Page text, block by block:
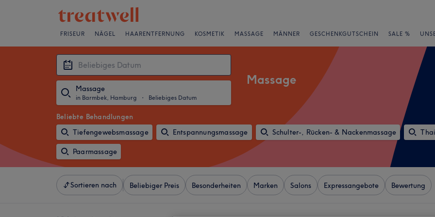
FRISEUR NÄGEL HAARENTFERNUNG KOSMETIK MASSAGE MÄNNER GESCHENKGUTSCHEIN SALE %
Massage
in Barmbek, Hamburg ・ Beliebiges Datum
Massage
Beliebte Behandlungen
Tiefengewebsmassage
Entspannungsmassage Schulter-, Rücken- & Nackenmassage
Paarmassage
Sortieren nach Beliebiger Preis Besonderheiten Marken Salons Expressangebote Bewertung